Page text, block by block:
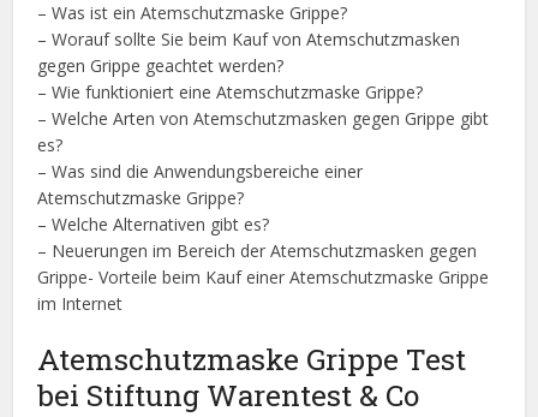
– Was ist ein Atemschutzmaske Grippe?
– Worauf sollte Sie beim Kauf von Atemschutzmasken
gegen Grippe geachtet werden?
– Wie funktioniert eine Atemschutzmaske Grippe?
– Welche Arten von Atemschutzmasken gegen Grippe gibt
es?
– Was sind die Anwendungsbereiche einer
Atemschutzmaske Grippe?
– Welche Alternativen gibt es?
– Neuerungen im Bereich der Atemschutzmasken gegen
Grippe- Vorteile beim Kauf einer Atemschutzmaske Grippe
im Internet
Atemschutzmaske Grippe Test
bei Stiftung Warentest & Co